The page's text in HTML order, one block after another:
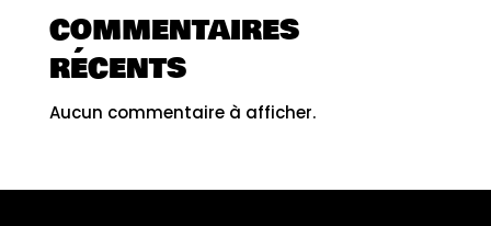
COMMENTAIRES
RÉCENTS
Aucun commentaire à afficher.